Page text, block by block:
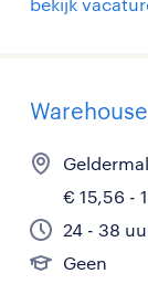
€ 15,56 -
24 - 38
Geen